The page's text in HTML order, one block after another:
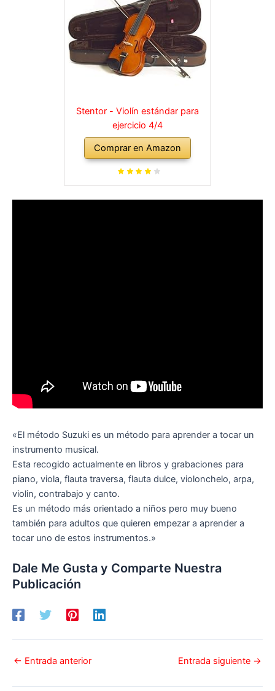
Stentor - Violín estándar para
ejercicio 4/4
Comprar en Amazon
«El método Suzuki es un método para aprender a tocar un
instrumento musical.
Esta recogido actualmente en libros y grabaciones para
piano, viola, flauta traversa, flauta dulce, violonchelo, arpa,
violin, contrabajo y canto.
Es un método más orientado a niños pero muy bueno
también para adultos que quieren empezar a aprender a
tocar uno de estos instrumentos.»
Dale Me Gusta y Comparte Nuestra
Publicación
← Entrada anterior Entrada siguiente →